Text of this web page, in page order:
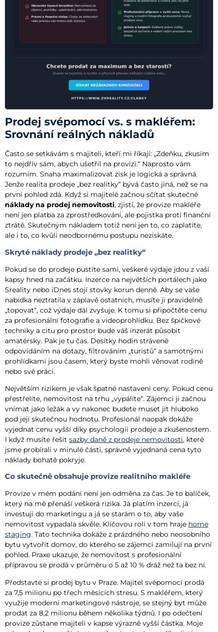
Prodej svépomocí vs. s makléřem:
Srovnání reálných nákladů
Často se setkávám s majiteli, kteří mi říkají: „Zdeňku, zkusím
to nejdřív sám, abych ušetřil na provizi.“ Naprosto vám
rozumím. Snaha maximalizovat zisk je logická a správná.
Jenže realita prodeje „bez realitky“ bývá často jiná, než se na
první pohled zdá. Když si majitelé začnou sčítat skutečné
náklady na prodej nemovitosti, zjistí, že provize makléře
není jen platba za zprostředkování, ale pojistka proti finanční
ztrátě. Skutečným nákladem totiž není jen to, co zaplatíte,
ale i to, co kvůli neodbornému postupu nezískáte.
Skryté náklady prodeje „bez realitky“
Pokud se do prodeje pustíte sami, veškeré výdaje jdou z vaší
kapsy hned na začátku. Inzerce na největších portálech jako
Sreality nebo iDnes stojí stovky korun denně. Aby se vaše
nabídka neztratila v záplavě ostatních, musíte ji pravidelně
„topovat“, což výdaje dál zvyšuje. K tomu si připočtěte cenu
za profesionální fotografie a videoprohlídku. Bez špičkové
techniky a citu pro prostor bude váš inzerát působit
amatérsky. Pak je tu čas. Desítky hodin strávené
odpovídáním na dotazy, filtrováním „turistů“ a samotnými
prohlídkami jsou časem, který byste mohli věnovat rodině
nebo své práci.
Největším rizikem je však špatné nastavení ceny. Pokud cenu
přestřelíte, nemovitost na trhu „vypálíte“. Zájemci ji začnou
vnímat jako ležák a vy nakonec budete muset jít hluboko
pod její skutečnou hodnotu. Profesionál naopak dokáže
vyjednat cenu vyšší díky psychologii prodeje a zkušenostem.
I když musíte řešit sazby daně z prodeje nemovitosti, které
jsme probírali v minulé části, správně vyjednaná cena tyto
náklady bohatě pokryje.
Co skutečně obsahuje provize realitního makléře
Provize v mém podání není jen odměna za čas. Je to balíček,
který na mě přenáší veškerá rizika. Já platím inzerci, já
investuji do marketingu a já se starám o to, aby vaše
nemovitost vypadala skvěle. Klíčovou roli v tom hraje home
staging. Tato technika dokáže z prázdného nebo neosobního
bytu vytvořit domov, do kterého se zájemci zamilují na první
pohled. Praxe ukazuje, že nemovitost s profesionální
přípravou se prodá v průměru o 5 až 10 % dráž než ta bez ní.
Představte si prodej bytu v Praze. Majitel svépomocí prodá
za 7,5 milionu po třech měsících stresu. S makléřem, který
využije moderní marketingové nástroje, se stejný byt může
prodat za 8,2 milionu během několika týdnů. I po odečtení
provize zůstane majiteli v kapse výrazně vyšší částka. Moje